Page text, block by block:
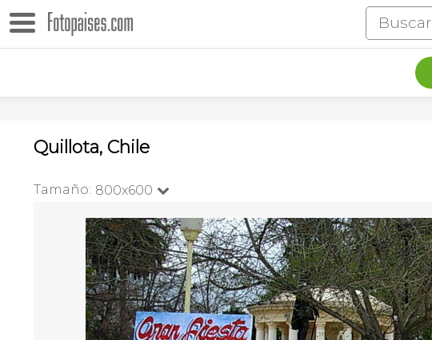
Quillota, Chile
Tamaño: 800x600 